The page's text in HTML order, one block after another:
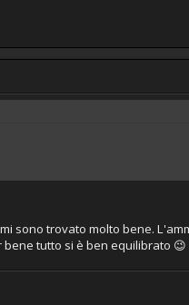
sono trovato molto bene.
tutto si è ben equilibrato 😉